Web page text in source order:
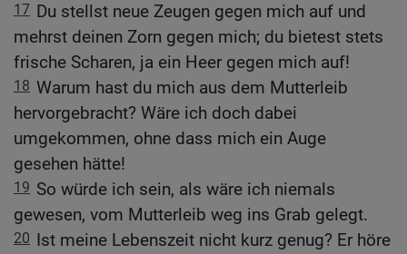
17 Du stellst neue Zeugen gegen mich auf und
mehrst deinen Zorn gegen mich; du bietest stets
frische Scharen, ja ein Heer gegen mich auf!
18 Warum hast du mich aus dem Mutterleib
hervorgebracht? Wäre ich doch dabei
umgekommen, ohne dass mich ein Auge
gesehen hätte!
19 So würde ich sein, als wäre ich niemals
gewesen, vom Mutterleib weg ins Grab gelegt.
20 Ist meine Lebenszeit nicht kurz genug? Er höre